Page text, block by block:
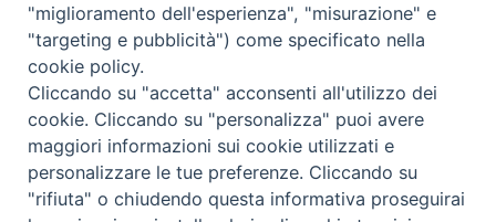
Diocesi di Melfi Rapolla Venosa
• Largo Duomo, 12 - 85025 MELFI (PZ) •
Tel. 0972238604
PEC ufficiale della Diocesi:
diocesi.melfi_rapolla_venosa@legalmail.it
"miglioramento dell'esperienza", "misurazione" e
"targeting e pubblicità") come specificato nella
cookie policy.
Cliccando su "accetta" acconsenti all'utilizzo dei
cookie. Cliccando su "personalizza" puoi avere
maggiori informazioni sui cookie utilizzati e
personalizzare le tue preferenze. Cliccando su
"rifiuta" o chiudendo questa informativa proseguirai